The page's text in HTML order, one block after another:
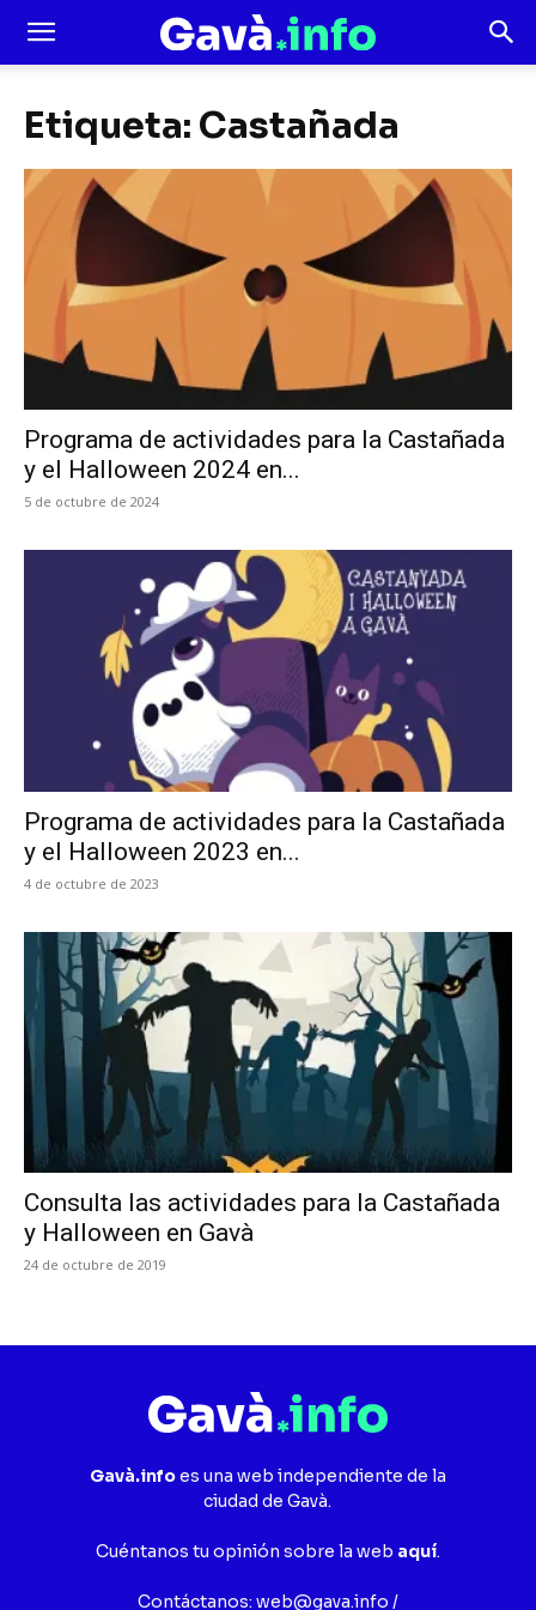
Etiqueta: Castañada
Programa de actividades para la Castañada
y el Halloween 2024 en...
5 de octubre de 2024
Programa de actividades para la Castañada
y el Halloween 2023 en...
4 de octubre de 2023
Consulta las actividades para la Castañada
y Halloween en Gavà
24 de octubre de 2019
Gavà.infoes una web independiente de la
ciudad de Gavà.
Cuéntanos tu opinión sobre la web aquí.
Contáctanos: web@gava.info /